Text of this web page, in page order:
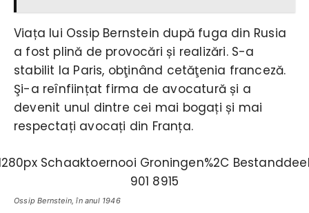
Viața lui Ossip Bernstein după fuga din Rusia
a fost plină de provocări și realizări. S-a
stabilit la Paris, obţinând cetăţenia franceză.
Şi-a reînființat firma de avocatură și a
devenit unul dintre cei mai bogați și mai
respectați avocați din Franța.
Ossip Bernstein, în anul 1946